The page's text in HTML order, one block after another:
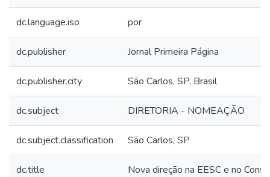
dc.language.iso por
dc.publisher Jornal Primeira Página
dc.publisher.city São Carlos, SP, Brasil
dc.subject DIRETORIA - NOMEAÇÃO
dc.subject.classification São Carlos, SP
dc.title Nova direção na EESC e no